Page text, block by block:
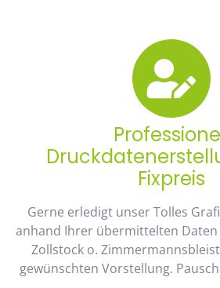
Fixpreis
Gerne erledigt unser Tolles
anhand Ihrer übermittelten
Zollstock o.
gewünschten Vorstellung.